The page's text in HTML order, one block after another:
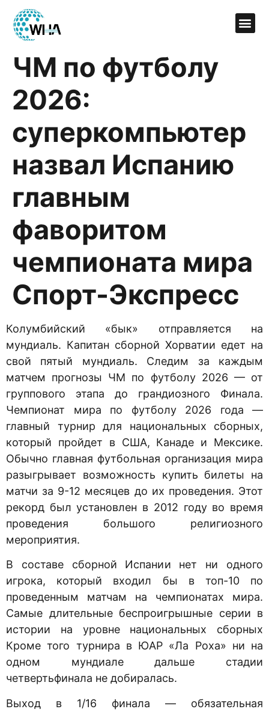
ЧМ по футболу
2026:
суперкомпьютер
назвал Испанию
главным
фаворитом
чемпионата мира
Спорт-Экспресс
Колумбийский «бык» отправляется на
мундиаль. Капитан сборной Хорватии едет на
свой пятый мундиаль. Следим за каждым
матчем прогнозы ЧМ по футболу 2026 — от
группового этапа до грандиозного Финала.
Чемпионат мира по футболу 2026 года —
главный турнир для национальных сборных,
который пройдет в США, Канаде и Мексике.
Обычно главная футбольная организация мира
разыгрывает возможность купить билеты на
матчи за 9-12 месяцев до их проведения. Этот
рекорд был установлен в 2012 году во время
проведения большого религиозного
мероприятия.
В составе сборной Испании нет ни одного
игрока, который входил бы в топ-10 по
проведенным матчам на чемпионатах мира.
Самые длительные беспроигрышные серии в
истории на уровне национальных сборных
Кроме того турнира в ЮАР «Ла Роха» ни на
одном мундиале дальше стадии
четвертьфинала не добиралась.
Выход в 1/16 финала — обязательная